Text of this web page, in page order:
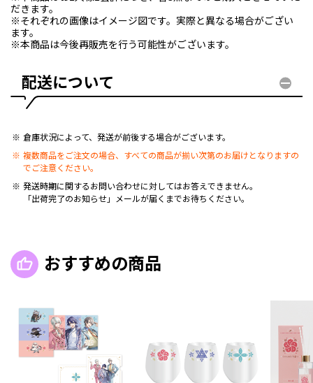
だきます。
※それぞれの画像はイメージ図です。実際と異なる場合がござい
ます。
※本商品は今後再販売を行う可能性がございます。
配送について
倉庫状況によって、発送が前後する場合がございます。
複数商品をご注文の場合、すべての商品が揃い次第のお届けとなりますの
でご注意ください。
発送時期に関するお問い合わせに対してはお答えできません。
「出荷完了のお知らせ」メールが届くまでお待ちください。
おすすめの商品